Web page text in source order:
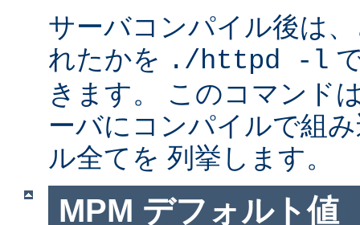
サーバコンパイル後は
れたかを ./httpd -l
きます。 このコマンド
ーバにコンパイルで組
ル全てを 列挙します。
MPM デフォルト値